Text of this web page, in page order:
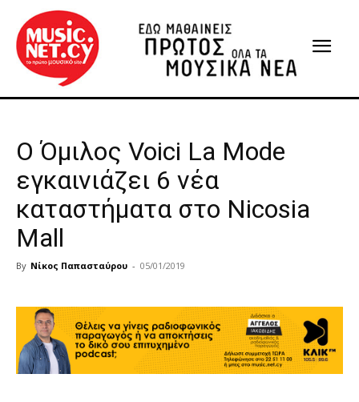
Ο Όμιλος Voici La Mode
εγκαινιάζει 6 νέα
καταστήματα στο Nicosia
Mall
By Νίκος Παπασταύρου - 05/01/2019